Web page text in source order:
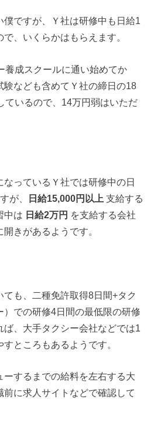
僕ですが、Ｙ社は研修中も日給1
、いくらかはもらえます。
養成スクールに通い始めてか
験なども含めてＹ社の締日の18
ているので、14万円弱はいただ
っているＹ社では研修中の日
が、
日給15,000円以上 支給する
中は 日給2万円 を支給する会社
きがあるようです。
ても、二種免許取得8日間+タク
）での研修4日間の最低限の研修
ば、大手タクシー会社などでは1
ところもあるようです。
するまでの給料を左右する大
に求人サイトなどで確認して